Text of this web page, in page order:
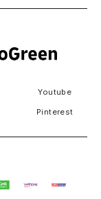
Youtube
Pinterest